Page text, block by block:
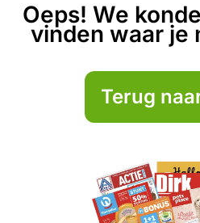
Oeps! We
vinden waar je
Terug